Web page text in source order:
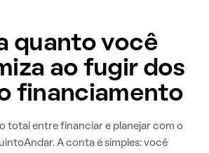
quanto você
ao fugir dos
financiamento
total entre financiar e planejar com o
A conta é simples: você